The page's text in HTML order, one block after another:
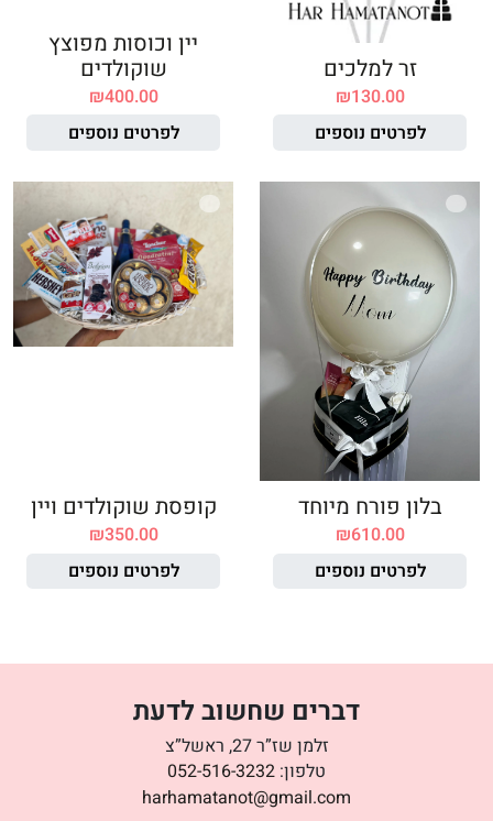
זר למלכים
₪130.00
לפרטים נוספים
יין וכוסות מפוצץ
שוקולדים
₪400.00
לפרטים נוספים
בלון פורח מיוחד
₪610.00
לפרטים נוספים
קופסת שוקולדים ויין
₪350.00
לפרטים נוספים
דברים שחשוב לדעת
זלמן שז”ר 27, ראשל”צ
טלפון: 052-516-3232
harhamatanot@gmail.com